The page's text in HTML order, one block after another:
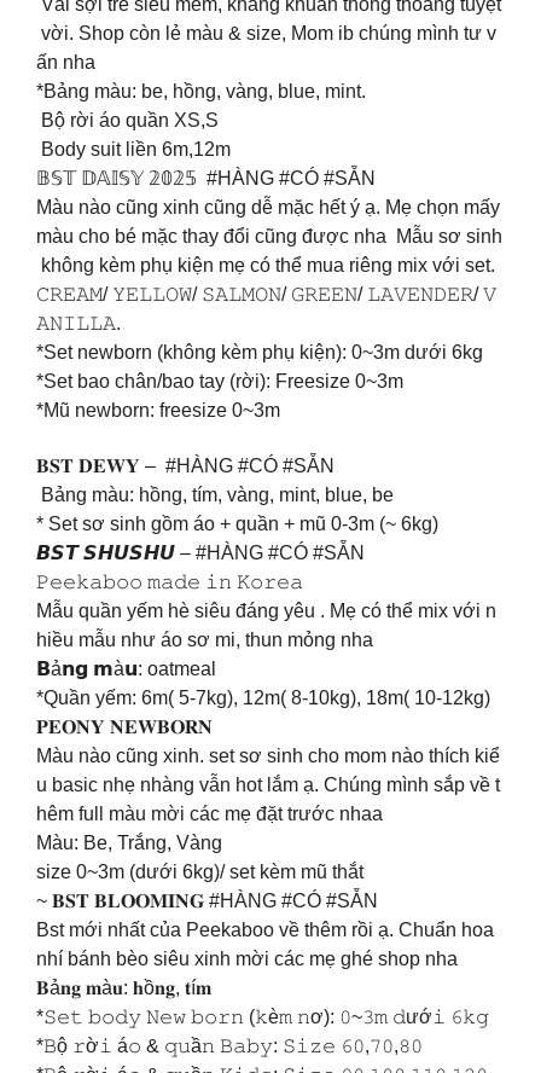
vời. Shop còn lẻ màu & size, Mom ib chúng mình tư v
ấn nha
*Bảng màu: be, hồng, vàng, blue, mint.
Bộ rời áo quần XS,S
Body suit liền 6m,12m
𝔹𝕊𝕋 𝔻𝔸𝕀𝕊𝕐 𝟚𝟘𝟚𝟝 #HÀNG #CÓ #SẴN
Màu nào cũng xinh cũng dễ mặc hết ý ạ. Mẹ chọn mấy
màu cho bé mặc thay đổi cũng được nha Mẫu sơ sinh
không kèm phụ kiện mẹ có thể mua riêng mix với set.
𝙲𝚁𝙴𝙰𝙼/ 𝚈𝙴𝙻𝙻𝙾𝚆/ 𝚂𝙰𝙻𝙼𝙾𝙽/ 𝙶𝚁𝙴𝙴𝙽/ 𝙻𝙰𝚅𝙴𝙽𝙳𝙴𝚁/ 𝚅
𝙰𝙽𝙸𝙻𝙻𝙰.
*Set newborn (không kèm phụ kiện): 0~3m dưới 6kg
*Set bao chân/bao tay (rời): Freesize 0~3m
*Mũ newborn: freesize 0~3m
𝐁𝐒𝐓 𝐃𝐄𝐖𝐘 – #HÀNG #CÓ #SẴN
Bảng màu: hồng, tím, vàng, mint, blue, be
* Set sơ sinh gồm áo + quần + mũ 0-3m (~ 6kg)
𝘽𝙎𝙏 𝙎𝙃𝙐𝙎𝙃𝙐 – #HÀNG #CÓ #SẴN
𝙿𝚎𝚎𝚔𝚊𝚋𝚘𝚘 𝚖𝚊𝚍𝚎 𝚒𝚗 𝙺𝚘𝚛𝚎𝚊
Mẫu quần yếm hè siêu đáng yêu . Mẹ có thể mix với n
hiều mẫu như áo sơ mi, thun mỏng nha
𝗕ả𝗻𝗴 𝗺à𝘂: oatmeal
*Quần yếm: 6m( 5-7kg), 12m( 8-10kg), 18m( 10-12kg)
𝐏𝐄𝐎𝐍𝐘 𝐍𝐄𝐖𝐁𝐎𝐑𝐍
Màu nào cũng xinh. set sơ sinh cho mom nào thích kiể
u basic nhẹ nhàng vẫn hot lắm ạ. Chúng mình sắp về t
hêm full màu mời các mẹ đặt trước nhaa
Màu: Be, Trắng, Vàng
size 0~3m (dưới 6kg)/ set kèm mũ thắt
~ 𝐁𝐒𝐓 𝐁𝐋𝐎𝐎𝐌𝐈𝐍𝐆 #HÀNG #CÓ #SẴN
Bst mới nhất của Peekaboo về thêm rồi ạ. Chuẩn hoa
nhí bánh bèo siêu xinh mời các mẹ ghé shop nha
𝐁ả𝐧𝐠 𝐦à𝐮: 𝐡ồ𝐧𝐠, 𝐭í𝐦
*𝚂𝚎𝚝 𝚋𝚘𝚍𝚢 𝙽𝚎𝚠 𝚋𝚘𝚛𝚗 (𝚔è𝚖 𝚗ơ): 𝟶~𝟹𝚖 𝚍ướ𝚒 𝟼𝚔𝚐
*𝙱ộ 𝚛ờ𝚒 á𝚘 & 𝚚𝚞ầ𝚗 𝙱𝚊𝚋𝚢: 𝚂𝚒𝚣𝚎 𝟼𝟶,𝟽𝟶,𝟾𝟶